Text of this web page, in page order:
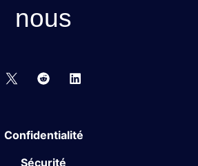
nous
Confidentialité
Sécurité